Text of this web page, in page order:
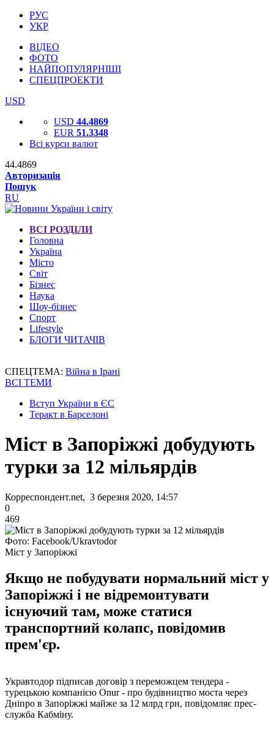
РУС
УКР
ВІДЕО
ФОТО
НАЙПОПУЛЯРНІШІ
СПЕЦПРОЕКТИ
USD
USD 44.4869
EUR 51.3348
Всі курси валют
44.4869
Авторизація
Пошук
RU
ВСІ РОЗДІЛИ
Головна
Україна
Місто
Світ
Бізнес
Наука
Шоу-бізнес
Спорт
Lifestyle
БЛОГИ ЧИТАЧІВ
СПЕЦТЕМА: Війна в Ірані
ВСІ ТЕМИ
Вступ України в ЄС
Теракт в Барселоні
Міст в Запоріжжі добудують
турки за 12 мільярдів
Корреспондент.net, 3 березня 2020, 14:57
0
469
Фото: Facebook/Ukravtodor
Міст у Запоріжжі
Якщо не побудувати нормальний міст у
Запоріжжі і не відремонтувати
існуючий там, може статися
транспортний колапс, повідомив
прем'єр.
Укравтодор підписав договір з переможцем тендера -
турецькою компанією Onur - про будівництво моста через
Дніпро в Запоріжжі майже за 12 млрд грн, повідомляє прес-
служба Кабміну.